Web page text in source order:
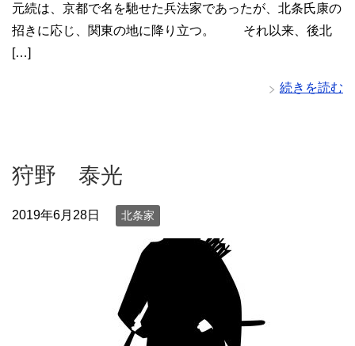
元続は、京都で名を馳せた兵法家であったが、北条氏康の
招きに応じ、関東の地に降り立つ。 それ以来、後北
[…]
続きを読む
狩野 泰光
2019年6月28日 北条家